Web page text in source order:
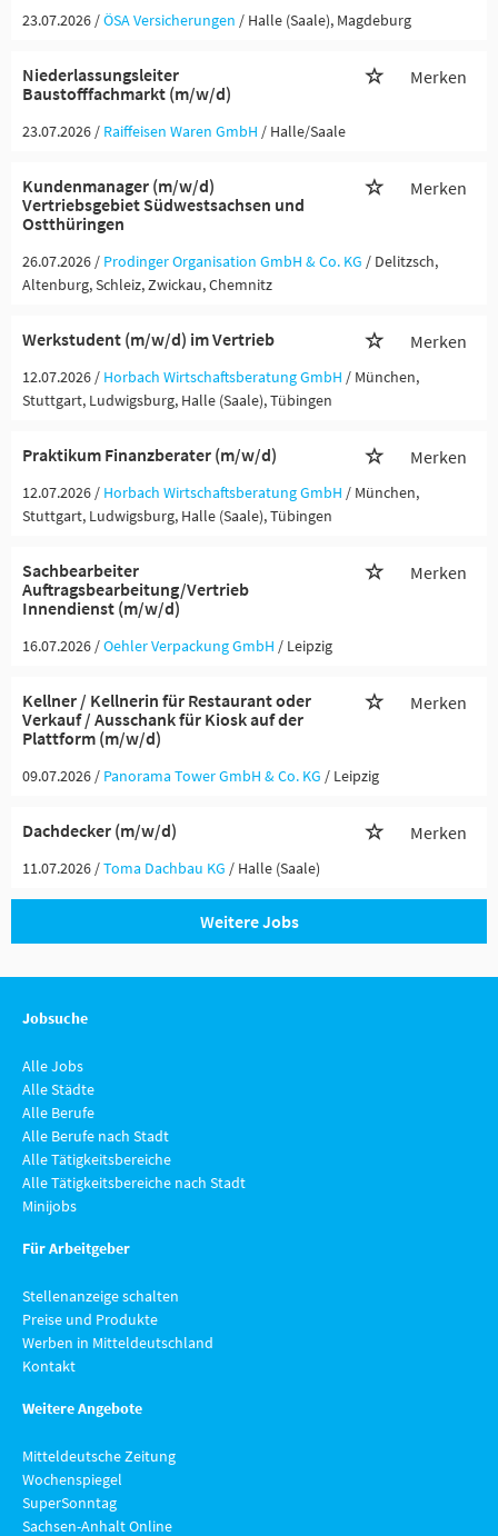
23.07.2026 /ÖSA Versicherungen / Halle (Saale), Magdeburg
Niederlassungsleiter
Baustofffachmarkt (m/w/d)
Merken
23.07.2026 / Raiffeisen Waren GmbH / Halle/Saale
Kundenmanager (m/w/d)
Vertriebsgebiet Südwestsachsen und
Ostthüringen
Merken
26.07.2026 / Prodinger Organisation GmbH & Co. KG / Delitzsch,
Altenburg, Schleiz, Zwickau, Chemnitz
Werkstudent (m/w/d) im Vertrieb Merken
12.07.2026 / Horbach Wirtschaftsberatung GmbH / München,
Stuttgart, Ludwigsburg, Halle (Saale), Tübingen
Praktikum Finanzberater (m/w/d) Merken
12.07.2026 / Horbach Wirtschaftsberatung GmbH / München,
Stuttgart, Ludwigsburg, Halle (Saale), Tübingen
Sachbearbeiter
Auftragsbearbeitung/Vertrieb
Innendienst (m/w/d)
Merken
16.07.2026 /Oehler Verpackung GmbH / Leipzig
Kellner / Kellnerin für Restaurant oder
Verkauf / Ausschank für Kiosk auf der
Plattform (m/w/d)
Merken
09.07.2026 / Panorama Tower GmbH & Co. KG / Leipzig
Dachdecker (m/w/d) Merken
11.07.2026 /Toma Dachbau KG / Halle (Saale)
Weitere Jobs
Jobsuche
Alle Jobs
Alle Städte
Alle Berufe
Alle Berufe nach Stadt
Alle Tätigkeitsbereiche
Alle Tätigkeitsbereiche nach Stadt
Minijobs
Für Arbeitgeber
Stellenanzeige schalten
Preise und Produkte
Werben in Mitteldeutschland
Kontakt
Weitere Angebote
Mitteldeutsche Zeitung
Wochenspiegel
SuperSonntag
Sachsen-Anhalt Online